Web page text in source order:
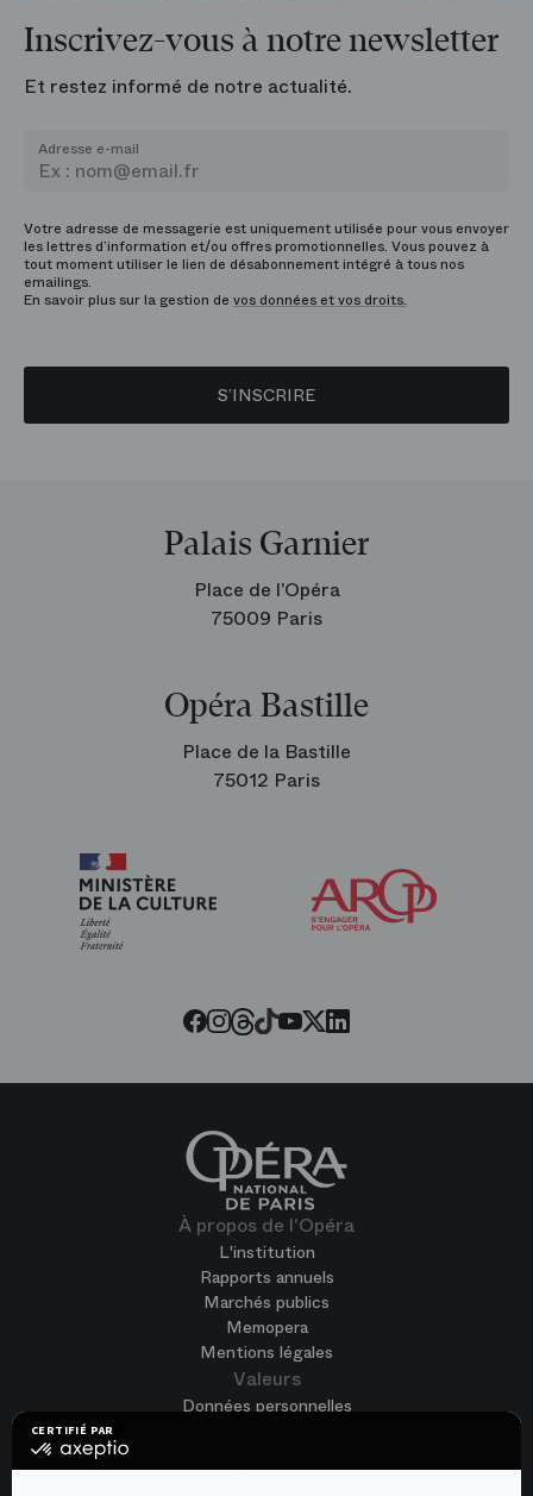
CERTIFIÉ PAR
certifié
Inscrivez-vous à notre newsletter
Et restez informé de notre actualité.
Adresse e-mail
Votre adresse de messagerie est uniquement utilisée pour vous envoyer
les lettres d’information et/ou offres promotionnelles. Vous pouvez à
tout moment utiliser le lien de désabonnement intégré à tous nos
emailings.
En savoir plus sur la gestion de vos données et vos droits.
S’INSCRIRE
Palais Garnier
Place de l’Opéra
75009 Paris
Opéra Bastille
Place de la Bastille
75012 Paris
Facebook
Instagram
Threads
Tiktok
Youtube
Twitter
LinkedIn
À propos de l'Opéra
L'institution
Rapports annuels
Marchés publics
Memopera
Mentions légales
Valeurs
Données personnelles